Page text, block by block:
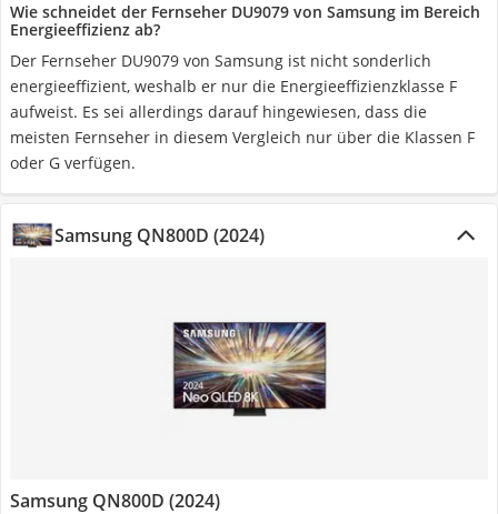
Wie schneidet der Fernseher DU9079 von Samsung im Bereich
Energieeffizienz ab?
Der Fernseher DU9079 von Samsung ist nicht sonderlich
energieeffizient, weshalb er nur die Energieeffizienzklasse F
aufweist. Es sei allerdings darauf hingewiesen, dass die
meisten Fernseher in diesem Vergleich nur über die Klassen F
oder G verfügen.
Samsung QN800D (2024)
Samsung QN800D (2024)